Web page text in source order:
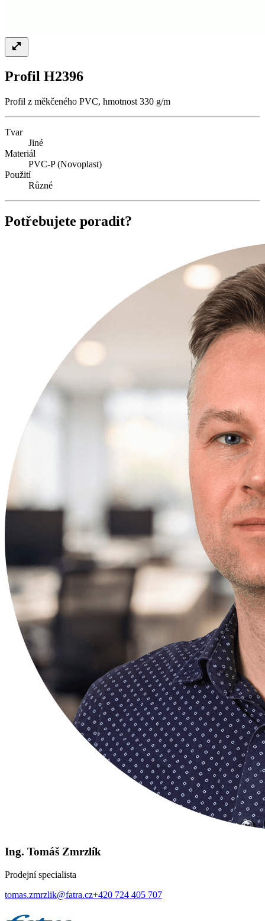
Profil H2396
Profil z měkčeného PVC, hmotnost 330 g/m
Tvar
Jiné
Materiál
PVC-P (Novoplast)
Použití
Různé
Potřebujete poradit?
Ing. Tomáš Zmrzlík
Prodejní specialista
tomas.zmrzlik@fatra.cz+420 724 405 707